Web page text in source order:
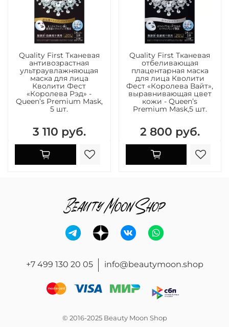
Quality First Тканевая
антивозрастная
ультраувлажняющая
маска для лица
Кволити Фест
«Королева Рэд» -
Queen’s Premium Mask,
5 шт.
3 110 руб.
Quality First Тканевая
отбеливающая
плацентарная маска
для лица Кволити
Фест «Королева Вайт»,
выравнивающая цвет
кожи - Queen’s
Premium Mask,5 шт.
2 800 руб.
+7 499 130 20 05 info@beautymoon.shop
© 2016-2025 Beauty Moon Shop